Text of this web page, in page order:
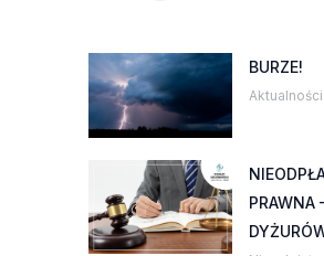
BURZE!
Aktualności
PRAWNA